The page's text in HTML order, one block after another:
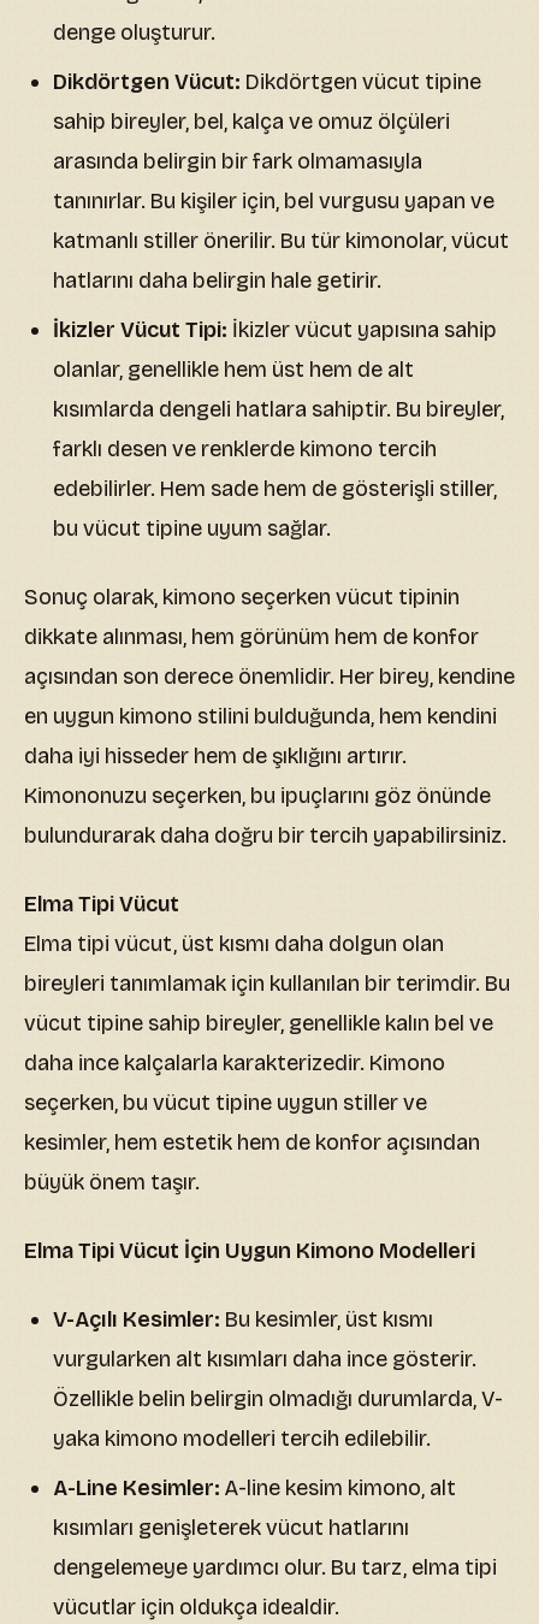
denge oluşturur.
Dikdörtgen Vücut: Dikdörtgen vücut tipine
sahip bireyler, bel, kalça ve omuz ölçüleri
arasında belirgin bir fark olmamasıyla
tanınırlar. Bu kişiler için, bel vurgusu yapan ve
katmanlı stiller önerilir. Bu tür kimonolar, vücut
hatlarını daha belirgin hale getirir.
İkizler Vücut Tipi: İkizler vücut yapısına sahip
olanlar, genellikle hem üst hem de alt
kısımlarda dengeli hatlara sahiptir. Bu bireyler,
farklı desen ve renklerde kimono tercih
edebilirler. Hem sade hem de gösterişli stiller,
bu vücut tipine uyum sağlar.
Sonuç olarak, kimono seçerken vücut tipinin
dikkate alınması, hem görünüm hem de konfor
açısından son derece önemlidir. Her birey, kendine
en uygun kimono stilini bulduğunda, hem kendini
daha iyi hisseder hem de şıklığını artırır.
Kimononuzu seçerken, bu ipuçlarını göz önünde
bulundurarak daha doğru bir tercih yapabilirsiniz.
Elma Tipi Vücut
Elma tipi vücut, üst kısmı daha dolgun olan
bireyleri tanımlamak için kullanılan bir terimdir. Bu
vücut tipine sahip bireyler, genellikle kalın bel ve
daha ince kalçalarla karakterizedir. Kimono
seçerken, bu vücut tipine uygun stiller ve
kesimler, hem estetik hem de konfor açısından
büyük önem taşır.
Elma Tipi Vücut İçin Uygun Kimono Modelleri
V-Açılı Kesimler: Bu kesimler, üst kısmı
vurgularken alt kısımları daha ince gösterir.
Özellikle belin belirgin olmadığı durumlarda, V-
yaka kimono modelleri tercih edilebilir.
A-Line Kesimler: A-line kesim kimono, alt
kısımları genişleterek vücut hatlarını
dengelemeye yardımcı olur. Bu tarz, elma tipi
vücutlar için oldukça idealdir.